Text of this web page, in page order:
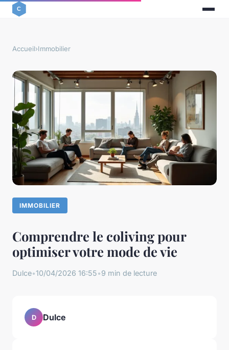
Accueil›Immobilier
IMMOBILIER
Comprendre le coliving pour
optimiser votre mode de vie
Dulce•10/04/2026 16:55•9 min de lecture
D Dulce